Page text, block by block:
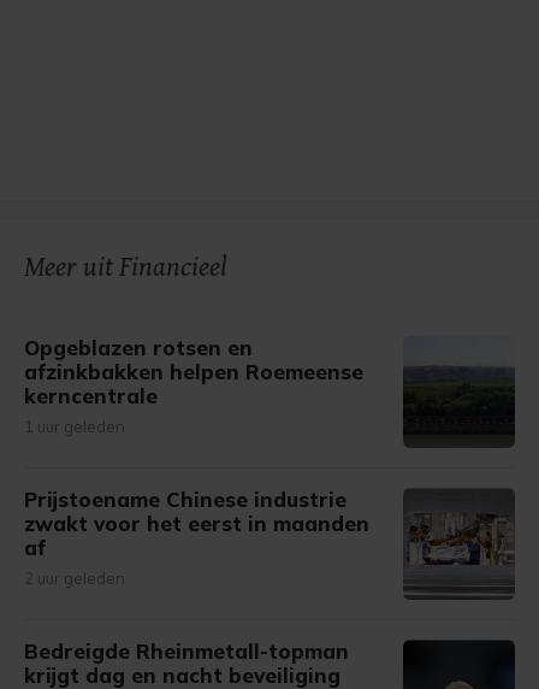
Meer uit Financieel
Opgeblazen rotsen en
afzinkbakken helpen Roemeense
kerncentrale
1 uur geleden
Prijstoename Chinese industrie
zwakt voor het eerst in maanden
af
2 uur geleden
Bedreigde Rheinmetall-topman
krijgt dag en nacht beveiliging